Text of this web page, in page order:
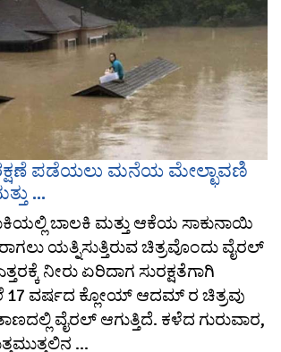
ಪಡೆಯಲು ಮನೆಯ ಮೇಲ್ಛಾವಣಿ
...
ಬಾಲಕಿ ಮತ್ತು ಆಕೆಯ ಸಾಕುನಾಯಿ
ಯತ್ನಿಸುತ್ತಿರುವ ಚಿತ್ರವೊಂದು ವೈರಲ್
ನೀರು ಏರಿದಾಗ ಸುರಕ್ಷತೆಗಾಗಿ
ವರ್ಷದ ಕ್ಲೋಯ್ ಆದಮ್ ರ ಚಿತ್ರವು
ವೈರಲ್ ಆಗುತ್ತಿದೆ. ಕಳೆದ ಗುರುವಾರ,
...